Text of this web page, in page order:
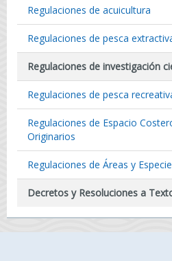
Regulaciones de acuicultura
Regulaciones de pesca
Regulaciones de investigación
Regulaciones de pesca
Regulaciones de Espacio
Originarios
Regulaciones de Áreas y
Decretos y Resoluciones a